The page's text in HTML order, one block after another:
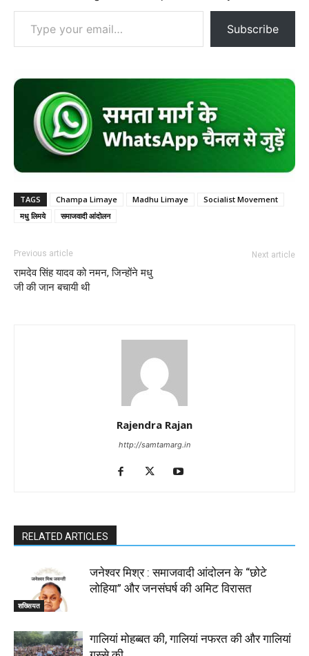
Type your email…
Subscribe
TAGS Champa Limaye Madhu Limaye
Socialist Movement
मधु लिमये
समाजवादी आंदोलन
Previous article
रामदेव सिंह यादव को नमन, जिन्होंने मधु
जी की जान बचायी थी
Next article
Rajendra Rajan
http://samtamarg.in
RELATED ARTICLES
शख्सियत
जनेश्वर मिश्र : समाजवादी आंदोलन के “छोटे
लोहिया” और जनसंघर्ष की अमिट विरासत
गालियां मोहब्बत की, गालियां नफरत की और गालियां